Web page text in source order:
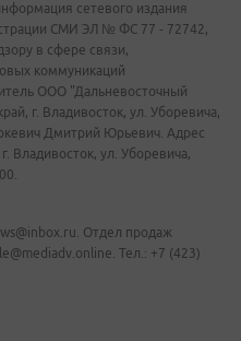
сетевого издания
СМИ ЭЛ № ФС 77 - 72742,
в сфере связи,
коммуникаций
ООО "Дальневосточный
г. Владивосток, ул. Уборевича,
Дмитрий Юрьевич. Адрес
Владивосток, ул. Уборевича,
Отдел продаж
Тел.: +7 (423)